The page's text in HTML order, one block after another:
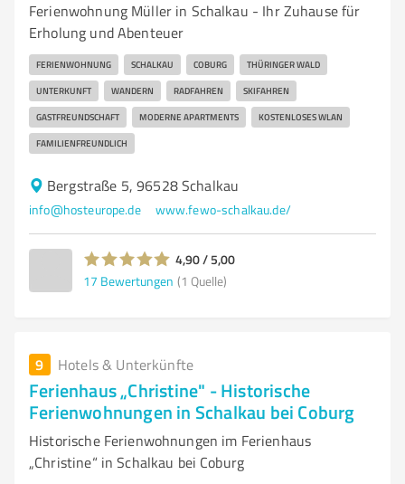
Ferienwohnung Müller in Schalkau - Ihr Zuhause für
Erholung und Abenteuer
FERIENWOHNUNG SCHALKAU COBURG THÜRINGER WALD
UNTERKUNFT WANDERN RADFAHREN SKIFAHREN
GASTFREUNDSCHAFT MODERNE APARTMENTS KOSTENLOSES WLAN
FAMILIENFREUNDLICH
Bergstraße 5, 96528 Schalkau
info@hosteurope.de www.fewo-schalkau.de/
4,90 / 5,00
17 Bewertungen (1 Quelle)
9 Hotels & Unterkünfte
Ferienhaus „Christine" - Historische
Ferienwohnungen in Schalkau bei Coburg
Historische Ferienwohnungen im Ferienhaus
„Christine“ in Schalkau bei Coburg